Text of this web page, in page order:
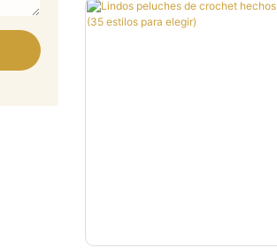
muestras baratas.Tenemos
propia fábrica en China, lo que